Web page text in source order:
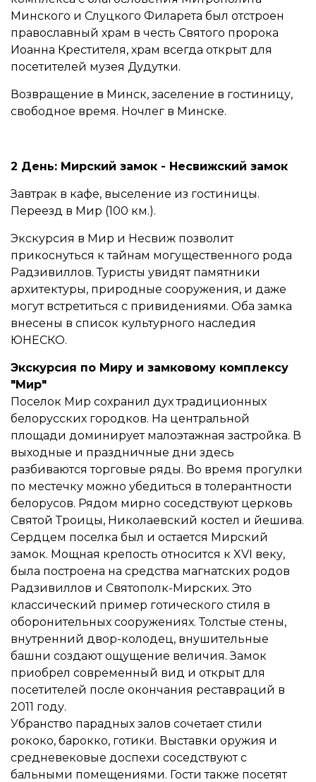
Минского и Слуцкого Филарета был отстроен
православный храм в честь Святого пророка
Иоанна Крестителя, храм всегда открыт для
посетителей музея Дудутки.
Возвращение в Минск, заселение в гостиницу,
свободное время. Ночлег в Минске.
2 День: Мирский замок - Несвижский замок
Завтрак в кафе, выселение из гостиницы.
Переезд в Мир (100 км.).
Экскурсия в Мир и Несвиж позволит
прикоснуться к тайнам могущественного рода
Радзивиллов. Туристы увидят памятники
архитектуры, природные сооружения, и даже
могут встретиться с привидениями. Оба замка
внесены в список культурного наследия
ЮНЕСКО.
Экскурсия по Миру и замковому комплексу
"Мир"
Поселок Мир сохранил дух традиционных
белорусских городков. На центральной
площади доминирует малоэтажная застройка. В
выходные и праздничные дни здесь
разбиваются торговые ряды. Во время прогулки
по местечку можно убедиться в толерантности
белорусов. Рядом мирно соседствуют церковь
Святой Троицы, Николаевский костел и йешива.
Сердцем поселка был и остается Мирский
замок. Мощная крепость относится к XVI веку,
была построена на средства магнатских родов
Радзивиллов и Святополк-Мирских. Это
классический пример готического стиля в
оборонительных сооружениях. Толстые стены,
внутренний двор-колодец, внушительные
башни создают ощущение величия. Замок
приобрел современный вид и открыт для
посетителей после окончания реставраций в
2011 году.
Убранство парадных залов сочетает стили
рококо, барокко, готики. Выставки оружия и
средневековые доспехи соседствуют с
бальными помещениями. Гости также посетят